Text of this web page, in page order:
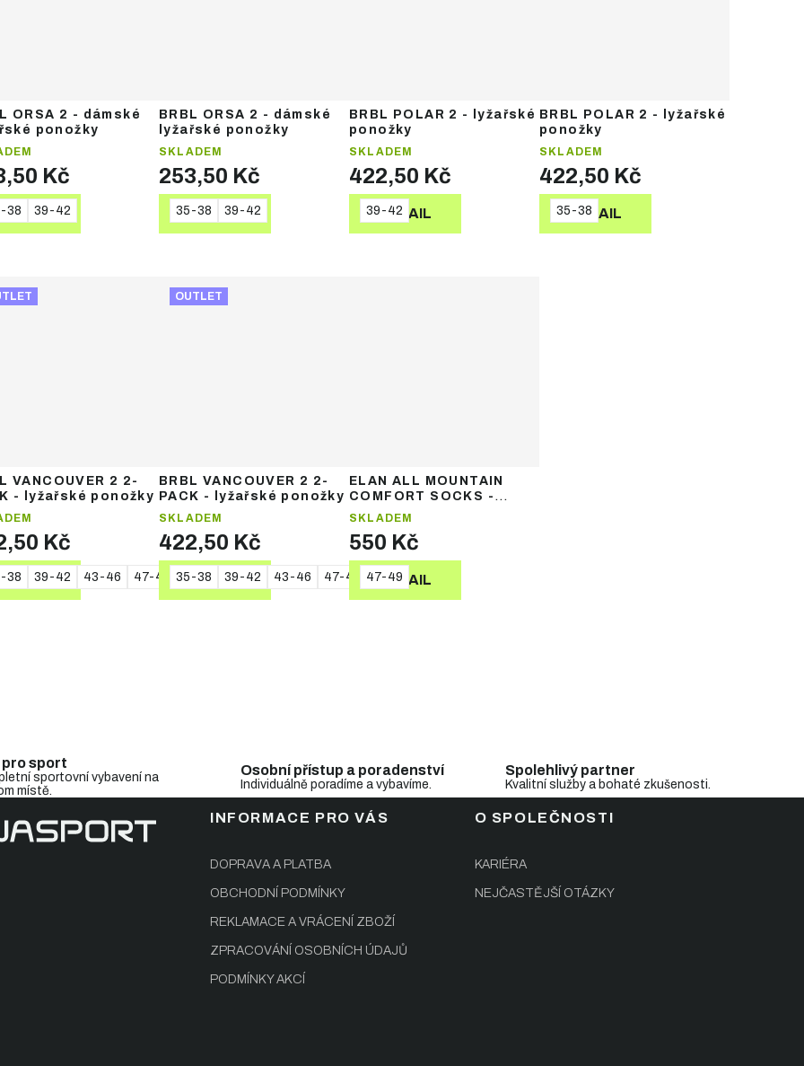
ORSA 2 - dámské
ponožky
Kč
38 39-42
BRBL ORSA 2 - dámské
lyžařské ponožky
SKLADEM
253,50 Kč
DETAIL
35-38 39-42
BRBL POLAR 2 - lyžařské
ponožky
SKLADEM
422,50 Kč
DETAIL
39-42
BRBL POLAR 2 - lyžařské
ponožky
SKLADEM
422,50 Kč
DETAIL
35-38
VANCOUVER 2 2-
- lyžařské ponožky
Kč
38 39-42 43-46 47-48
OUTLET
BRBL VANCOUVER 2 2-
PACK - lyžařské ponožky
SKLADEM
422,50 Kč
DETAIL
35-38 39-42 43-46 47-48
ELAN ALL MOUNTAIN
COMFORT SOCKS -
sportovní ponožky
SKLADEM
550 Kč
DETAIL
47-49
á
d
c
y
v
ý
pro sport
sportovní vybavení na
místě.
Osobní přístup a poradenství
Individuálně poradíme a vybavíme.
Spolehlivý partner
Kvalitní služby a bohaté zkušenosti.
INFORMACE PRO VÁS
DOPRAVA A PLATBA
OBCHODNÍ PODMÍNKY
REKLAMACE A VRÁCENÍ ZBOŽÍ
ZPRACOVÁNÍ OSOBNÍCH ÚDAJŮ
PODMÍNKY AKCÍ
O SPOLEČNOSTI
KARIÉRA
NEJČASTĚJŠÍ OTÁZKY